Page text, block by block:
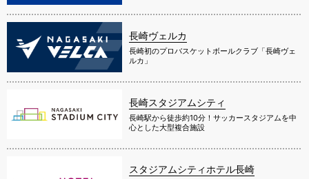
長崎ヴェルカ
長崎初のプロバスケットボールクラブ「長崎ヴェ
ルカ」
長崎スタジアムシティ
長崎駅から徒歩約10分！サッカースタジアムを中
心とした大型複合施設
スタジアムシティホテル長崎